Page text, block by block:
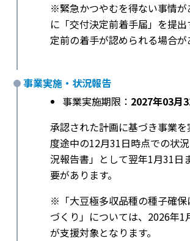
※緊急かつやむを得ない事情が
に「交付決定前着手届」を提
定前の着手が認められる場合が
事業実施・状況報告
事業実施期限： 2027年03月
承認された計画に基づき事業を
度途中の12月31日時点での状
況報告書」として翌年1月31日
要があります。
※「大豆極多収品種の種子確保
づくり」については、2026年1
が支援対象となります。